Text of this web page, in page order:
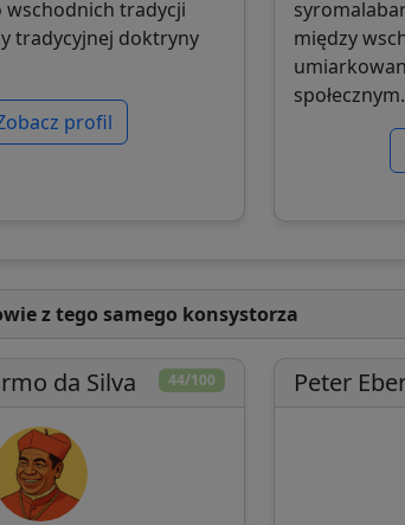
wschodnich tradycji
tradycyjnej doktryny
profil
między
społecznym.
z tego samego konsystorza
44/100
da Silva Peter